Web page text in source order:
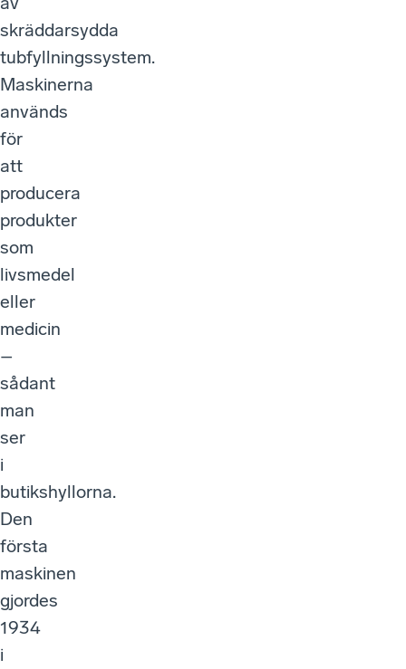
skräddarsydda
tubfyllningssystem.
Maskinerna
används
för
att
producera
produkter
som
livsmedel
eller
medicin
–
sådant
man
ser
i
butikshyllorna.
Den
första
maskinen
gjordes
1934
i